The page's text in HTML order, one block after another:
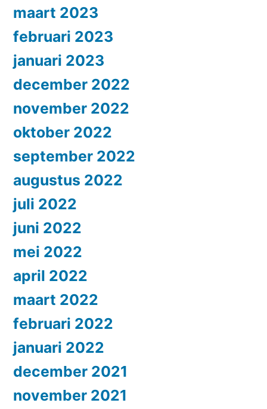
maart 2023
februari 2023
januari 2023
december 2022
november 2022
oktober 2022
september 2022
augustus 2022
juli 2022
juni 2022
mei 2022
april 2022
maart 2022
februari 2022
januari 2022
december 2021
november 2021